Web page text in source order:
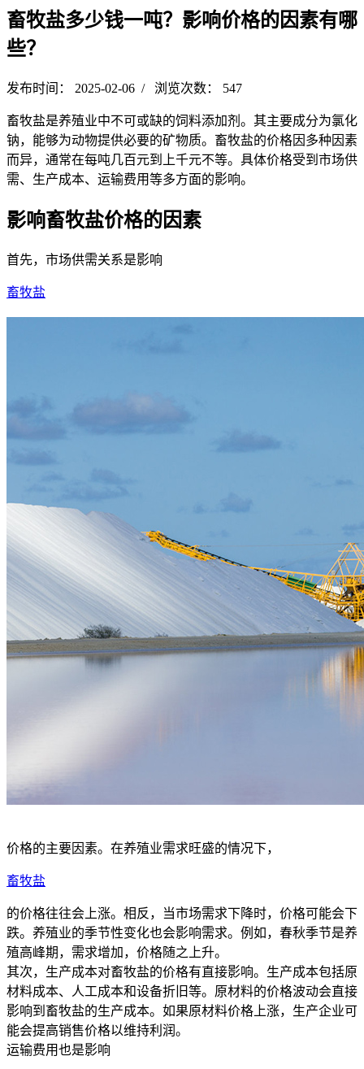
畜牧盐多少钱一吨？影响价格的因素有哪
些？
发布时间： 2025-02-06 / 浏览次数： 547
畜牧盐是养殖业中不可或缺的饲料添加剂。其主要成分为氯化
钠，能够为动物提供必要的矿物质。畜牧盐的价格因多种因素
而异，通常在每吨几百元到上千元不等。具体价格受到市场供
需、生产成本、运输费用等多方面的影响。
影响畜牧盐价格的因素
首先，市场供需关系是影响
畜牧盐
价格的主要因素。在养殖业需求旺盛的情况下，
畜牧盐
的价格往往会上涨。相反，当市场需求下降时，价格可能会下
跌。养殖业的季节性变化也会影响需求。例如，春秋季节是养
殖高峰期，需求增加，价格随之上升。
其次，生产成本对畜牧盐的价格有直接影响。生产成本包括原
材料成本、人工成本和设备折旧等。原材料的价格波动会直接
影响到畜牧盐的生产成本。如果原材料价格上涨，生产企业可
能会提高销售价格以维持利润。
运输费用也是影响